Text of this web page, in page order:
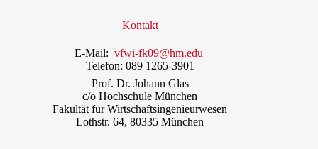
Kontakt
E-Mail: vfwi-fk09@hm.edu
Telefon: 089 1265-3901
Prof. Dr. Johann Glas
c/o Hochschule München
Fakultät für Wirtschaftsingenieurwesen
Lothstr. 64, 80335 München